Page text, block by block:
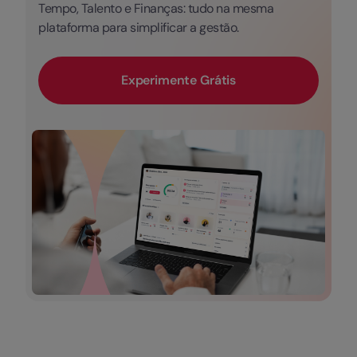
Tempo, Talento e Finanças: tudo na mesma
plataforma para simplificar a gestão.
Experimente Grátis